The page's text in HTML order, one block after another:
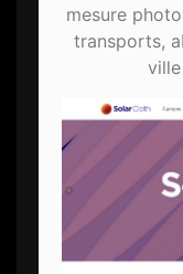
mesure
transports,